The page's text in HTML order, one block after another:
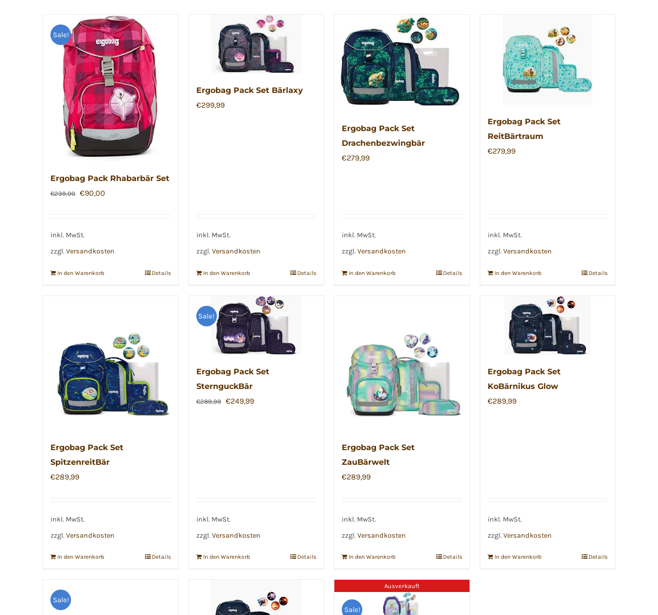
Sale!
Ergobag Pack Rhabarbär Set
€239,00 Ursprünglicher
€239,00
€90,00
inkl. MwSt.
zzgl. Versandkosten
In den Warenkorb Details
Ergobag Pack Set Bärlaxy
€299,99
inkl. MwSt.
zzgl. Versandkosten
In den Warenkorb Details
Ergobag Pack Set
Drachenbezwingbär
€279,99
inkl. MwSt.
zzgl. Versandkosten
In den Warenkorb Details
Ergobag Pack Set
ReitBärtraum
€279,99
inkl. MwSt.
zzgl. Versandkosten
In den Warenkorb Details
Ergobag Pack Set
SpitzenreitBär
€289,99
inkl. MwSt.
zzgl. Versandkosten
In den Warenkorb Details
Sale!
Ergobag Pack Set
SternguckBär
€289,99
Ursprünglicher
€249,99Aktueller
inkl. MwSt.
zzgl. Versandkosten
In den Warenkorb Details
Ergobag Pack Set
ZauBärwelt
€289,99
inkl. MwSt.
zzgl. Versandkosten
In den Warenkorb Details
Ergobag Pack Set
KoBärnikus Glow
€289,99
inkl. MwSt.
zzgl. Versandkosten
In den Warenkorb Details
Sale!
Ausverkauft
Sale!